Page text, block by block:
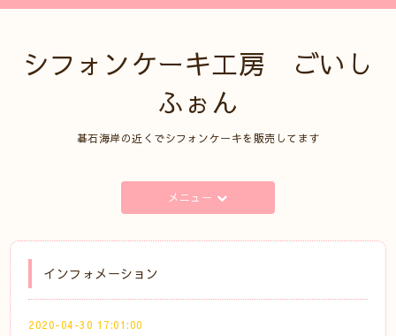
シフォンケーキ工房 ごいし
ふぉん
碁石海岸の近くでシフォンケーキを販売してます
メニュー
インフォメーション
2020-04-30 17:01:00